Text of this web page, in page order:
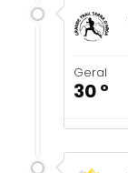
Geral
30 º